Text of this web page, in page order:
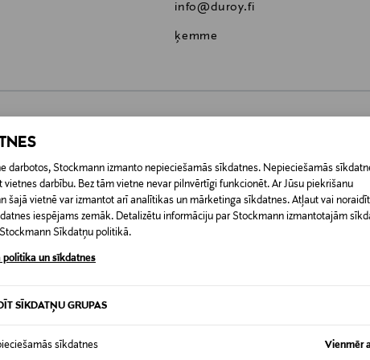
darbotos, Stockmann izmanto nepieciešamās sīkdatnes. Nepieciešamās
vietnes darbību. Bez tām vietne nevar pilnvērtīgi funkcionēt. Ar Jūsu piekrišanu
šajā vietnē var izmantot arī analītikas un mārketinga sīkdatnes. Atļaut vai
iespējams zemāk. Detalizētu informāciju par Stockmann izmantotajām
Sīkdatņu politikā.
politika un sīkdatnes
SĪKDATŅU GRUPAS
sīkdatnes Vienmēr
info@duroy.fi
ķemme
0,00 € – 4,90 €
saņemšanas brīža. Atgriešana ir bezmaksas, un par to nav
preces, ja to zīmogs ir atvērts. Aizzīmogotiem kosmētikas un